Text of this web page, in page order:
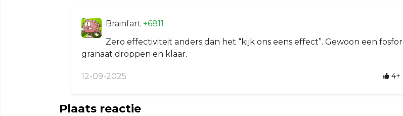
Brainfart +6811
Zero effectiviteit anders dan het “kijk ons eens effect”. Gewoon een fosfor
granaat droppen en klaar.
12-09-2025 4+
Plaats reactie